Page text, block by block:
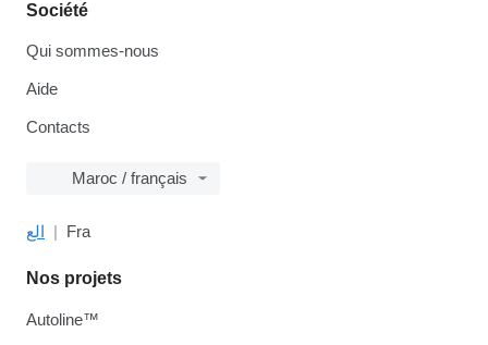
Société
Qui sommes-nous
Aide
Contacts
Maroc / français
الع Fra
Nos projets
Autoline™